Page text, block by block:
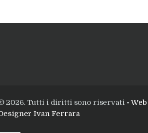
2026. Tutti i diritti sono riservati •Web
Ivan Ferrara